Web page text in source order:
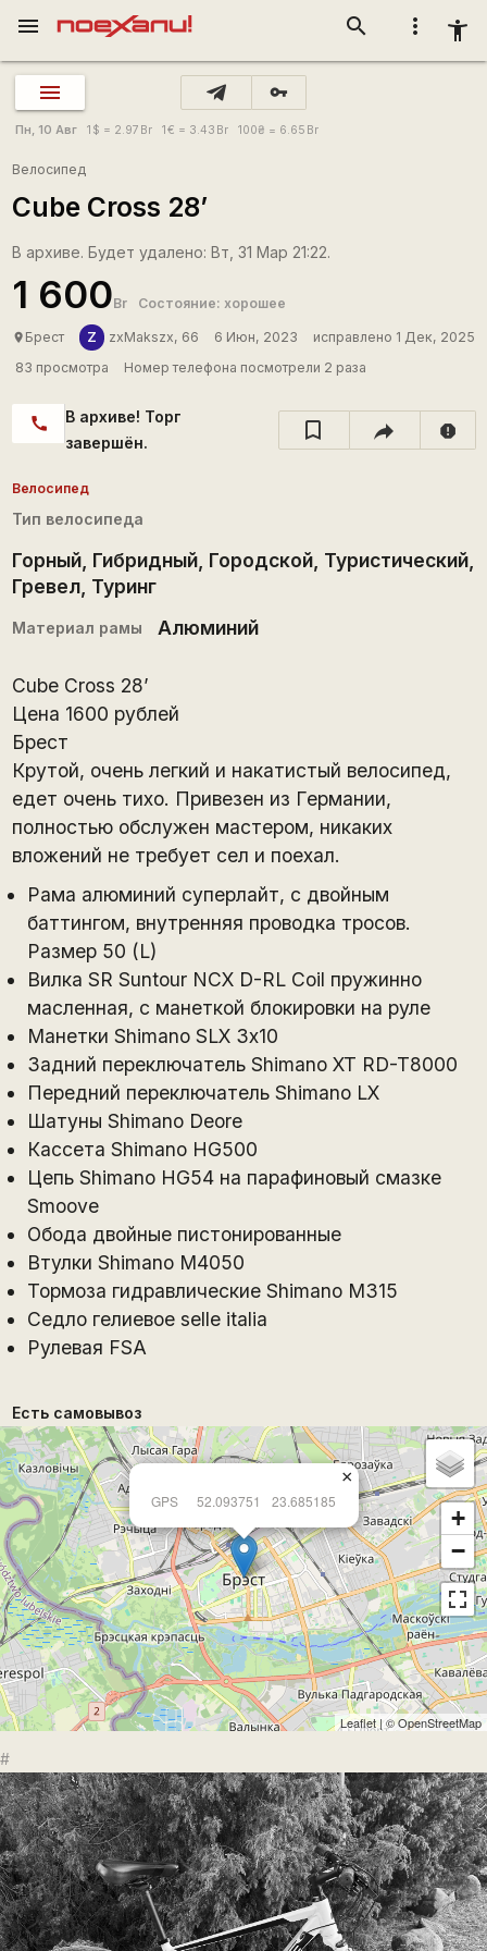
more_vert accessibility_new
search
menu
vpn_key
Пн, 10 Авг 1 $ = 2.97 Br 1€ = 3.43 Br 100₴ = 6.65 Br
Велосипед
Cube Cross 28’
В архиве. Будет удалено: Вт, 31 Мар 21:22.
1 600Br Состояние: хорошее
place Брест Z zxMakszx, 66 6 Июн, 2023
исправлено 1 Дек, 2025
83 просмотра
Номер телефона посмотрели 2 раза
call
В архиве! Торг
завершён.
report
Велосипед
Тип велосипеда
Горный, Гибридный, Городской, Туристический,
Гревел, Туринг
Материал рамы Алюминий
Сube Cross 28’
Цена 1600 рублей
Брест
Крутой, очень легкий и накатистый велосипед,
едет очень тихо. Привезен из Германии,
полностью обслужен мастером, никаких
вложений не требует сел и поехал.
Рама алюминий суперлайт, с двойным
баттингом, внутренняя проводка тросов.
Размер 50 (L)
Вилка SR Suntour NCX D-RL Coil пружинно
масленная, с манеткой блокировки на руле
Манетки Shimano SLX 3х10
Задний переключатель Shimano XT RD-T8000
Передний переключатель Shimano LX
Шатуны Shimano Deore
Кассета Shimano HG500
Цепь Shimano HG54 на парафиновый смазке
Smoove
Обода двойные пистонированные
Втулки Shimano M4050
Тормоза гидравлические Shimano M315
Седло гелиевое selle italia
Рулевая FSA
Есть самовывоз
GPS 52.093751 23.685185
×
+
−
Leaflet| ©OpenStreetMap
#